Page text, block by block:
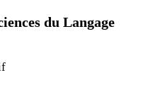
du Langage